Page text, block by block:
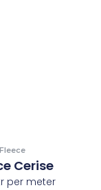
Fleece
Cerise
per meter